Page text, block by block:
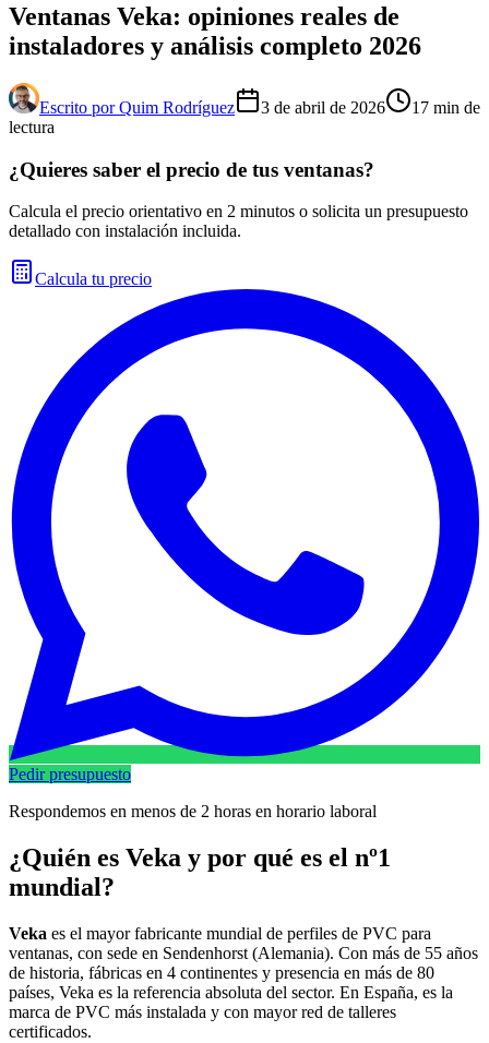
Ventanas Veka: opiniones reales de
instaladores y análisis completo 2026
Escrito por Quim Rodríguez 3 de abril de 2026 17 min de
lectura
¿Quieres saber el precio de tus ventanas?
Calcula el precio orientativo en 2 minutos o solicita un presupuesto
detallado con instalación incluida.
Calcula tu precio
Pedir presupuesto
Respondemos en menos de 2 horas en horario laboral
¿Quién es Veka y por qué es el nº1
mundial?
Veka es el mayor fabricante mundial de perfiles de PVC para
ventanas, con sede en Sendenhorst (Alemania). Con más de 55 años
de historia, fábricas en 4 continentes y presencia en más de 80
países, Veka es la referencia absoluta del sector. En España, es la
marca de PVC más instalada y con mayor red de talleres
certificados.